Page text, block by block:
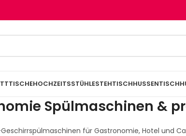
HOCHZEITSSTÜHLESTEHTISCHHUSSEN
Spülmaschinen &
für Gastronomie, Hotel und